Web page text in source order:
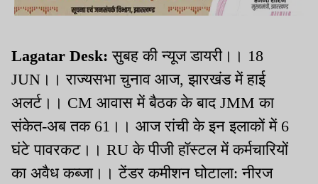
Lagatar Desk:सुबह की न्यूज डायरी।। 18
JUN।। राज्यसभा चुनाव आज, झारखंड में हाई
अलर्ट।। CM आवास में बैठक के बाद JMM का
संकेत-अब तक 61।। आज रांची के इन इलाकों में 6
घंटे पावरकट।। RU के पीजी हॉस्टल में कर्मचारियों
का अवैध कब्जा।। टेंडर कमीशन घोटाला: नीरज